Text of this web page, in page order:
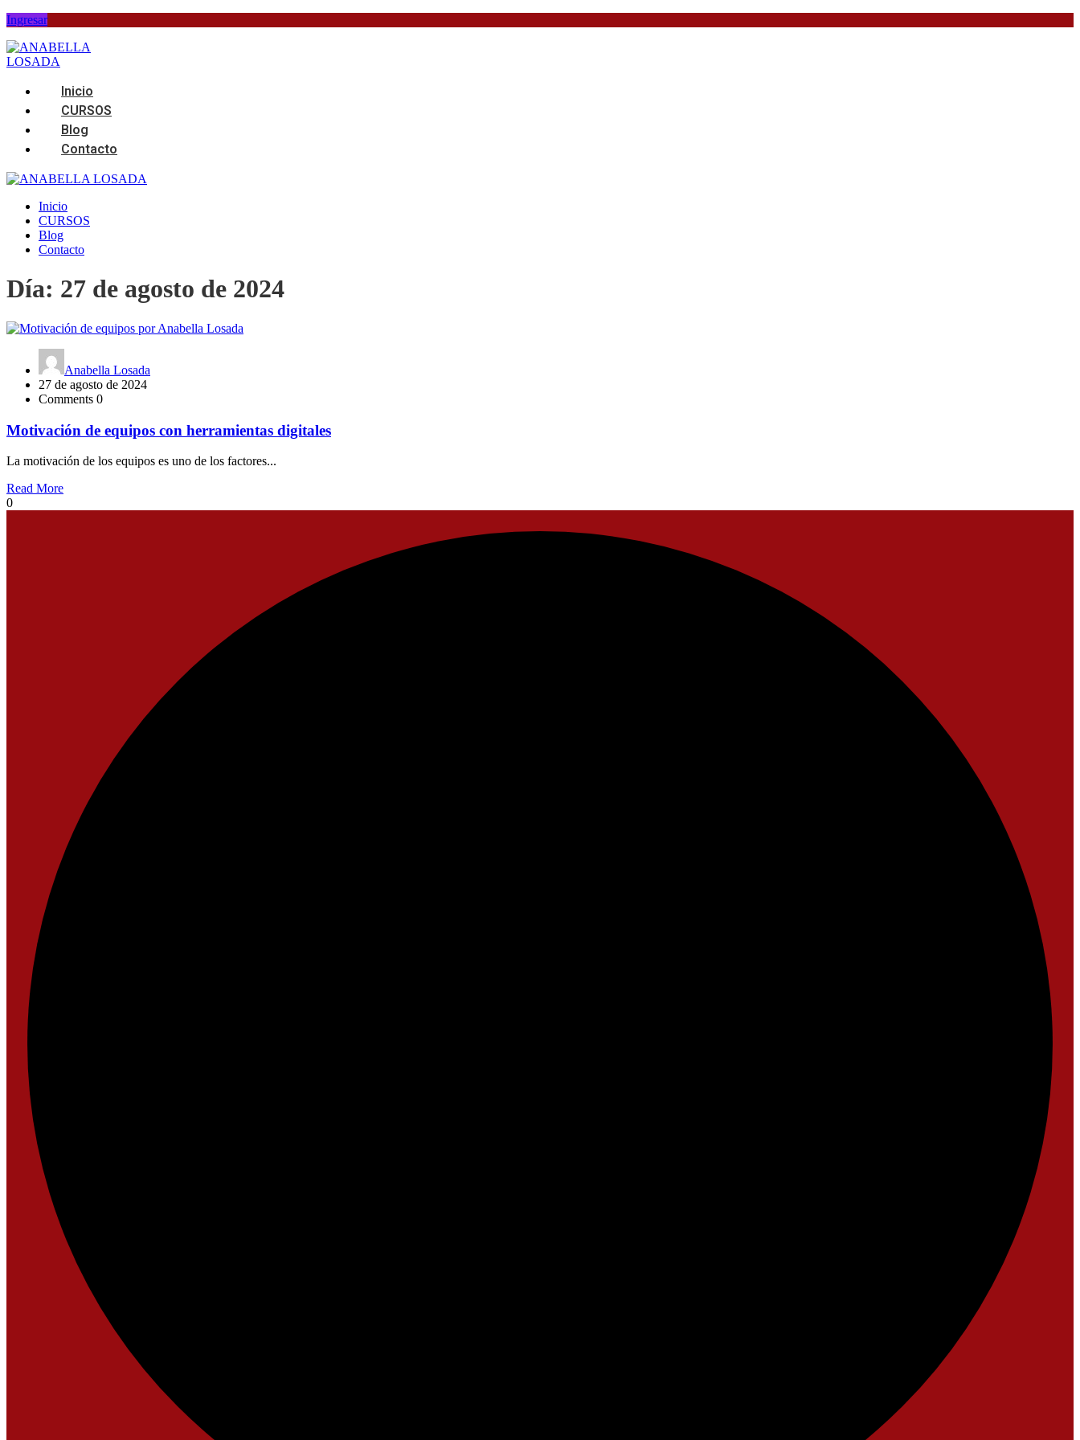
Skip
content
Ingresar
Inicio
CURSOS
Blog
Contacto
Inicio
CURSOS
Blog
Contacto
Día: 27 de agosto de 2024
Anabella Losada
27 de agosto de 2024
Comments 0
Motivación de equipos con herramientas digitales
La motivación de los equipos es uno de los factores...
Read More
0